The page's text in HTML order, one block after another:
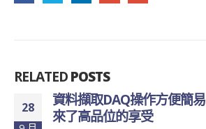
RELATEDPOSTS
DAQ操作方便簡易，給千萬家庭帶
位的享受